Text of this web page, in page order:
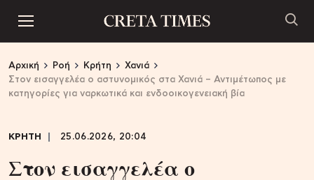
Αρχική Ροή Κρήτη
Χανιά
Στον εισαγγελέα ο αστυνομικός στα Χανιά – Αντιμέτωπος με
κατηγορίες για ναρκωτικά και ενδοοικογενειακή βία
ΚΡΗΤΗ 25.06.2026, 20:04
Στον εισαγγελέα ο